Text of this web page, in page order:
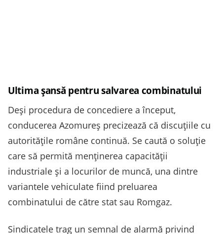
Ultima șansă pentru salvarea combinatului
Deși procedura de concediere a început,
conducerea Azomureș precizează că discuțiile cu
autoritățile române continuă. Se caută o soluție
care să permită menținerea capacității
industriale și a locurilor de muncă, una dintre
variantele vehiculate fiind preluarea
combinatului de către stat sau Romgaz.
Sindicatele trag un semnal de alarmă privind